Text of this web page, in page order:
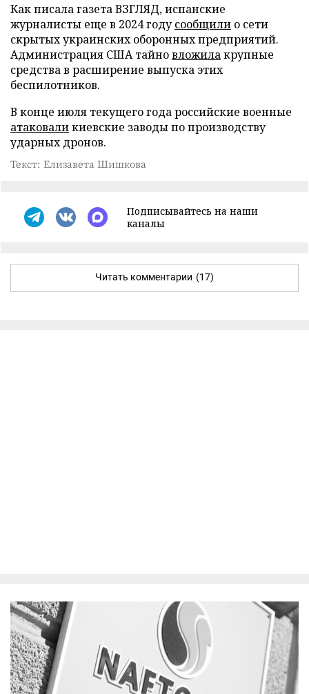
Как писала газета ВЗГЛЯД, испанские
журналисты еще в 2024 годусообщили о сети
скрытых украинских оборонных предприятий.
Администрация США тайновложилакрупные
средства в расширение выпуска этих
беспилотников.
В конце июля текущего года российские военные
атаковаликиевские заводы по производству
ударных дронов.
Текст: Елизавета Шишкова
Подписывайтесь на наши
каналы
Читать комментарии (17)